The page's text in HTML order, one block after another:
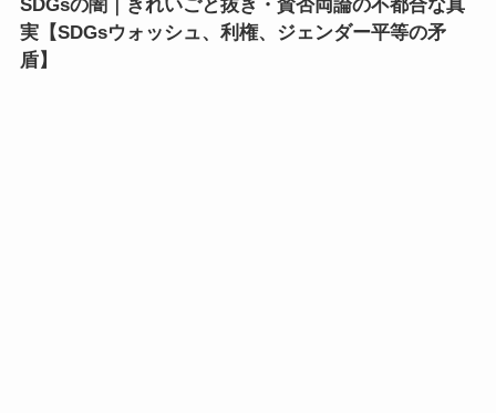
SDGsの闇｜きれいごと抜き・賛否両論の不都合な真
実【SDGsウォッシュ、利権、ジェンダー平等の矛
盾】